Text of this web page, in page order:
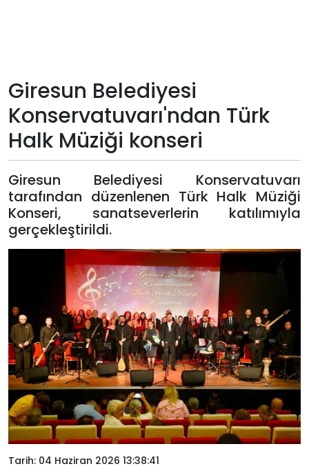
Giriş
Yap
Giresun Belediyesi
Konservatuvarı'ndan Türk
Halk Müziği konseri
Giresun Belediyesi Konservatuvarı
tarafından düzenlenen Türk Halk Müziği
Konseri, sanatseverlerin katılımıyla
gerçekleştirildi.
Tarih: 04 Haziran 2026 13:38:41